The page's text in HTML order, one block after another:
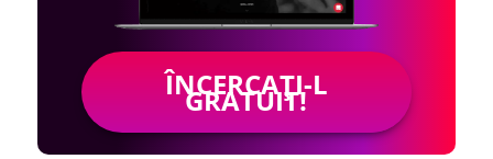
ÎNCERCAȚI-L
GRATUIT!